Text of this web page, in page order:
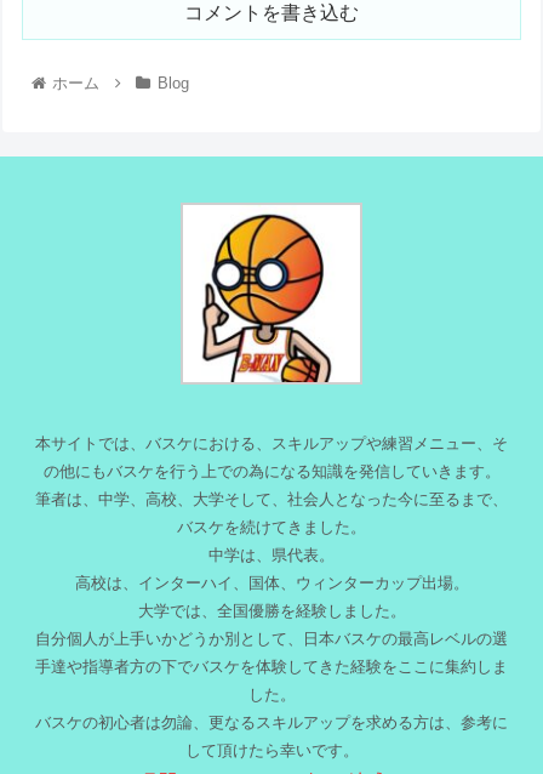
コメントを書き込む
ホーム Blog
本サイトでは、バスケにおける、スキルアップや練習メニュー、そ
の他にもバスケを行う上での為になる知識を発信していきます。
筆者は、中学、高校、大学そして、社会人となった今に至るまで、
バスケを続けてきました。
中学は、県代表。
高校は、インターハイ、国体、ウィンターカップ出場。
大学では、全国優勝を経験しました。
自分個人が上手いかどうか別として、日本バスケの最高レベルの選
手達や指導者方の下でバスケを体験してきた経験をここに集約しま
した。
バスケの初心者は勿論、更なるスキルアップを求める方は、参考に
して頂けたら幸いです。